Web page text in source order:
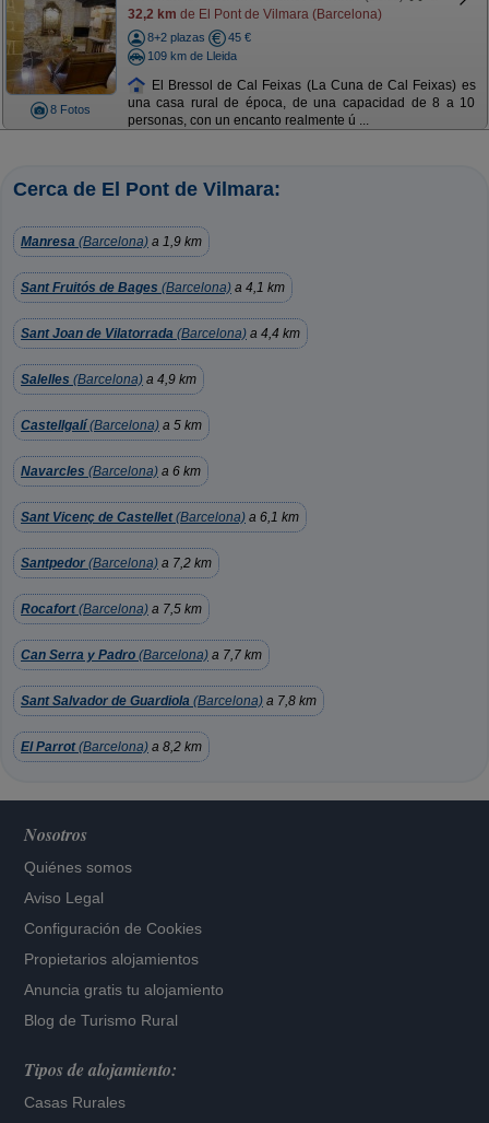
8 Fotos
32,2 km de El Pont de Vilmara (Barcelona)
8+2 plazas
45 €
109 km de Lleida
El Bressol de Cal Feixas (La Cuna de Cal Feixas) es
una casa rural de época, de una capacidad de 8 a 10
personas, con un encanto realmente ú ...
Cerca de El Pont de Vilmara:
Manresa (Barcelona) a 1,9 km
Sant Fruitós de Bages (Barcelona) a 4,1 km
Sant Joan de Vilatorrada (Barcelona) a 4,4 km
Salelles (Barcelona) a 4,9 km
Castellgalí (Barcelona) a 5 km
Navarcles (Barcelona) a 6 km
Sant Vicenç de Castellet(Barcelona) a 6,1 km
Santpedor (Barcelona) a 7,2 km
Rocafort(Barcelona) a 7,5 km
Can Serra y Padro (Barcelona) a 7,7 km
Sant Salvador de Guardiola (Barcelona) a 7,8 km
El Parrot(Barcelona) a 8,2 km
Nosotros
Quiénes somos
Aviso Legal
Configuración de Cookies
Propietarios alojamientos
Anuncia gratis tu alojamiento
Blog de Turismo Rural
Tipos de alojamiento:
Casas Rurales